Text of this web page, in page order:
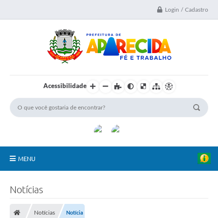
Login / Cadastro
Acessibilidade
MENU
Notícias
Notícias Notícia